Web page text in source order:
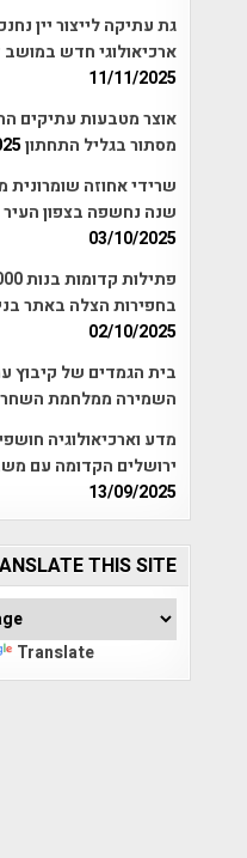
גת עתיקה לייצור יין
ארכיאולוגי חדש
11/11/2025
אוצר מטבעות עתיקים
מסתור בגליל התחתון
שנה נחשפה בצפון
03/10/2025
בחפירות הצלה באתר
02/10/2025
בית הגמדים של קיבוץ
השמירה ממלחמת
מדע וארכיאולוגיה
ירושלים הקדומה עם
13/09/2025
THIS SITE!
Translate